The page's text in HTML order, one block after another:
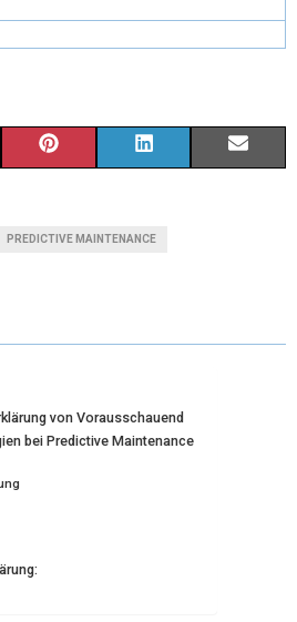
R
S
D
N
PREDICTIVE MAINTENANCE
von Vorausschauend
bei Predictive Maintenance